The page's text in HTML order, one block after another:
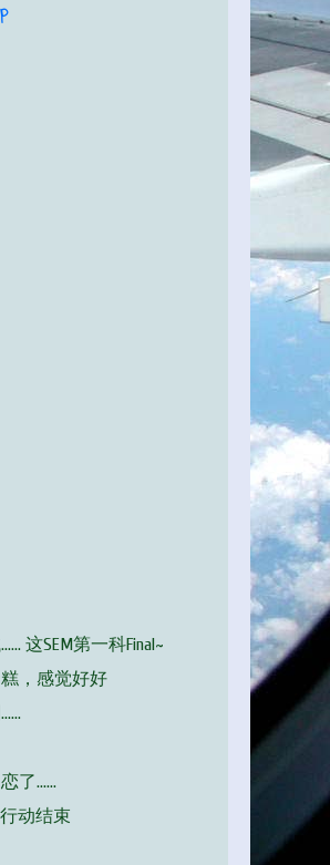
这SEM第一科Final~
，感觉好好
了……
动结束